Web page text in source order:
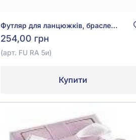
Футляр для ланцюжків, браслетів та годинників, арт. FU RA 5и
254,00 грн
(арт. FU RA 5и)
Купити